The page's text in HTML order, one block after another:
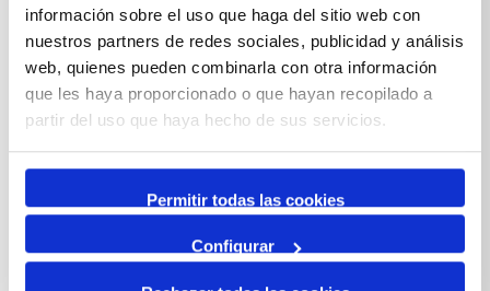
información sobre el uso que haga del sitio web con
nuestros partners de redes sociales, publicidad y análisis
web, quienes pueden combinarla con otra información
que les haya proporcionado o que hayan recopilado a
partir del uso que haya hecho de sus servicios.
Permitir todas las cookies
Configurar
Teléfono de contacto
977 259 400
Emergencias
(+34) 900 229 900
Servicio de atención al cliente
Teléfono de contacto